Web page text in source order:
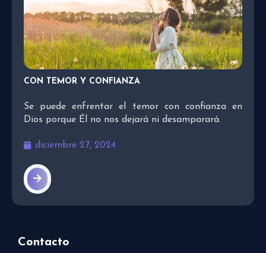
CON TEMOR Y CONFIANZA
Se puede enfrentar el temor con confianza en
Dios porque Él no nos dejará ni desamparará.
diciembre 27, 2024
Contacto